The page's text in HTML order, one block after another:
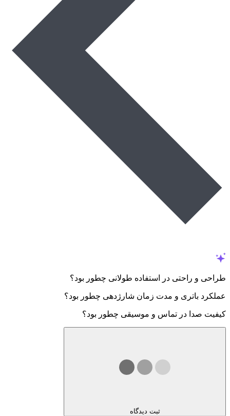
طراحی و راحتی در استفاده طولانی چطور بود؟
عملکرد باتری و مدت زمان شارژدهی چطور بود؟
کیفیت صدا در تماس و موسیقی چطور بود؟
ثبت دیدگاه